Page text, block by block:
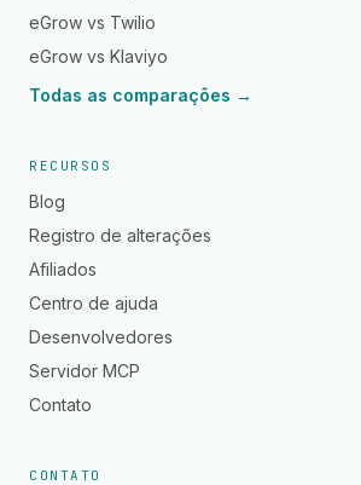
eGrow vs Twilio
eGrow vs Klaviyo
Todas as comparações →
RECURSOS
Blog
Registro de alterações
Afiliados
Centro de ajuda
Desenvolvedores
Servidor MCP
Contato
CONTATO